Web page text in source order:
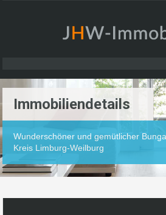
Immobiliendetails
Wunderschöner und gemütlicher
Kreis Limburg-Weilburg